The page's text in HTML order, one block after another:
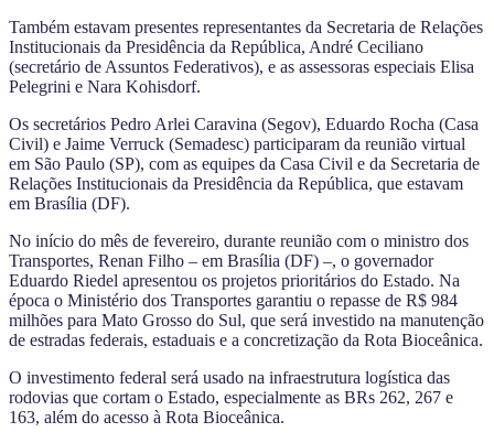
Também estavam presentes representantes da Secretaria de Relações
Institucionais da Presidência da República, André Ceciliano
(secretário de Assuntos Federativos), e as assessoras especiais Elisa
Pelegrini e Nara Kohisdorf.
Os secretários Pedro Arlei Caravina (Segov), Eduardo Rocha (Casa
Civil) e Jaime Verruck (Semadesc) participaram da reunião virtual
em São Paulo (SP), com as equipes da Casa Civil e da Secretaria de
Relações Institucionais da Presidência da República, que estavam
em Brasília (DF).
No início do mês de fevereiro, durante reunião com o ministro dos
Transportes, Renan Filho – em Brasília (DF) –, o governador
Eduardo Riedel apresentou os projetos prioritários do Estado. Na
época o Ministério dos Transportes garantiu o repasse de R$ 984
milhões para Mato Grosso do Sul, que será investido na manutenção
de estradas federais, estaduais e a concretização da Rota Bioceânica.
O investimento federal será usado na infraestrutura logística das
rodovias que cortam o Estado, especialmente as BRs 262, 267 e
163, além do acesso à Rota Bioceânica.